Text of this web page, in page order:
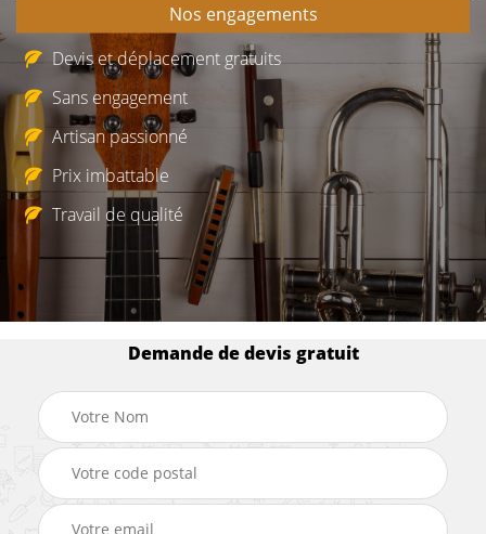
Nos engagements
Devis et déplacement gratuits
Sans engagement
Artisan passionné
Prix imbattable
Travail de qualité
Demande de devis gratuit